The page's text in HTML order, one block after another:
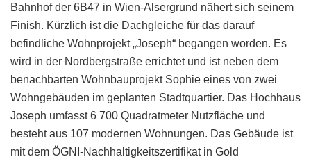
Bahnhof der 6B47 in Wien-Alsergrund nähert sich seinem
Finish. Kürzlich ist die Dachgleiche für das darauf
befindliche Wohnprojekt „Joseph“ begangen worden. Es
wird in der Nordbergstraße errichtet und ist neben dem
benachbarten Wohnbauprojekt Sophie eines von zwei
Wohngebäuden im geplanten Stadtquartier. Das Hochhaus
Joseph umfasst 6 700 Quadratmeter Nutzfläche und
besteht aus 107 modernen Wohnungen. Das Gebäude ist
mit dem ÖGNI-Nachhaltigkeitszertifikat in Gold